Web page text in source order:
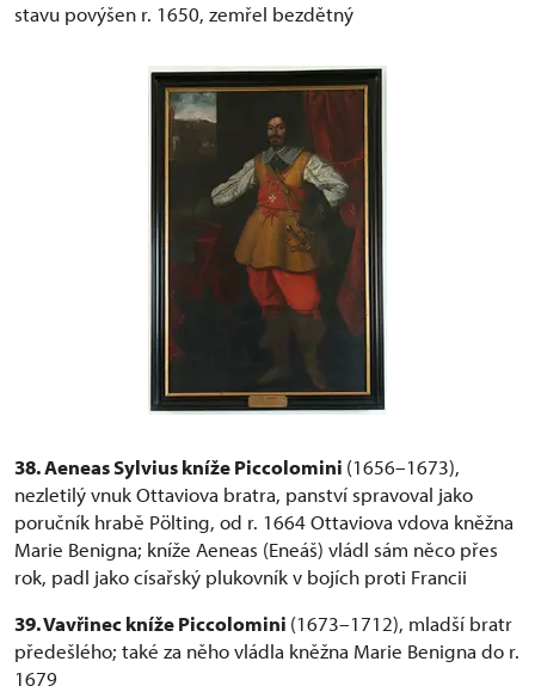
stavu povýšen r. 1650, zemřel bezdětný
38. Aeneas Sylvius kníže Piccolomini (1656–1673),
nezletilý vnuk Ottaviova bratra, panství spravoval jako
poručník hrabě Pölting, od r. 1664 Ottaviova vdova kněžna
Marie Benigna; kníže Aeneas (Eneáš) vládl sám něco přes
rok, padl jako císařský plukovník v bojích proti Francii
39. Vavřinec kníže Piccolomini (1673–1712), mladší bratr
předešlého; také za něho vládla kněžna Marie Benigna do r.
1679